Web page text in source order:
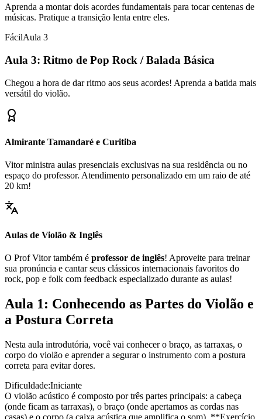
Aprenda a montar dois acordes fundamentais para tocar centenas de
músicas. Pratique a transição lenta entre eles.
FácilAula 3
Aula 3: Ritmo de Pop Rock / Balada Básica
Chegou a hora de dar ritmo aos seus acordes! Aprenda a batida mais
versátil do violão.
Almirante Tamandaré e Curitiba
Vitor ministra aulas presenciais exclusivas na sua residência ou no
espaço do professor. Atendimento personalizado em um raio de até
20 km!
Aulas de Violão & Inglês
O Prof Vitor também é professor de inglês! Aproveite para treinar
sua pronúncia e cantar seus clássicos internacionais favoritos do
rock, pop e folk com feedback especializado durante as aulas!
Aula 1: Conhecendo as Partes do Violão e
a Postura Correta
Nesta aula introdutória, você vai conhecer o braço, as tarraxas, o
corpo do violão e aprender a segurar o instrumento com a postura
correta para evitar dores.
Dificuldade:Iniciante
O violão acústico é composto por três partes principais: a cabeça
(onde ficam as tarraxas), o braço (onde apertamos as cordas nas
casas) e o corpo (a caixa acústica que amplifica o som). **Exercício